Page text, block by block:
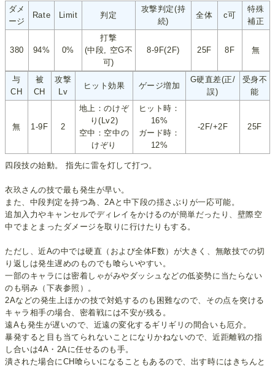
ダメ
ージ
Rate Limit 判定
攻撃判定(持
続)
全体 c可
特殊
補正
380 94% 0%
打撃
(中段, 空G不
可)
8-9F(2F) 25F 8F 無
与
CH
被
CH
攻撃
Lv
ヒット効果 ゲージ増加
G硬直差(正/
誤)
受身不
能
無 1-9F 2
地上：のけぞ
り(Lv2)
空中：空中の
けぞり
ヒット時：
16%
ガード時：
12%
-2F/+2F 25F
四段技の始動。 指先に雷を灯して打つ。
衣玖さんの技で最も発生が早い。
また、中段判定を持つ為、2Aと中下段の揺さぶりが一応可能。
追加入力やキャンセルでディレイをかけるのが簡単だったり、壁際空
中でまとまったダメージを取りに行けたりもする。
ただし、近Aの中では硬直（および全体F数）が大きく、無敵技での切
り返しは発生遅めのものでも喰らいやすい。
一部のキャラには密着しゃがみやダッシュなどの低姿勢に当たらない
のも弱み（下表参照）。
2Aなどの発生上ほかの技で対処するのも困難なので、その点を突ける
キャラ相手の場合、密着戦には不安が残る。
遠Aも発生が遅いので、近遠の変化するギリギリの間合いも厄介。
暴発すると目も当てられないことになりかねないので、近距離戦の指
し合いは4A・2Aに任せるのも手。
潰された場合にCH喰らいになることもあるので、出す時にはきちんと